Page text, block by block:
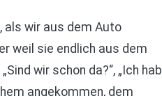
als wir aus dem Auto
weil sie endlich aus dem
wir schon da?“, „Ich hab
angekommen, dem